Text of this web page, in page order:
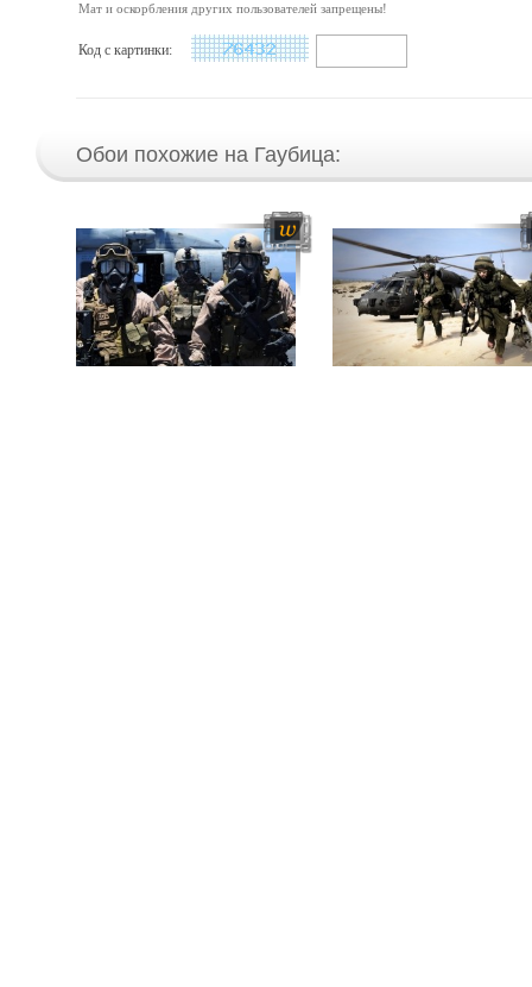
Мат и оскорбления других пользователей запрещены!
Код с картинки:
Обои похожие на Гаубица: